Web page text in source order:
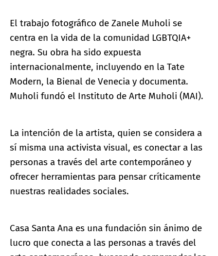
El trabajo fotográfico de Zanele Muholi se
centra en la vida de la comunidad LGBTQIA+
negra. Su obra ha sido expuesta
internacionalmente, incluyendo en la Tate
Modern, la Bienal de Venecia y documenta.
Muholi fundó el Instituto de Arte Muholi (MAI).
La intención de la artista, quien se considera a
sí misma una activista visual, es conectar a las
personas a través del arte contemporáneo y
ofrecer herramientas para pensar críticamente
nuestras realidades sociales.
Casa Santa Ana es una fundación sin ánimo de
lucro que conecta a las personas a través del